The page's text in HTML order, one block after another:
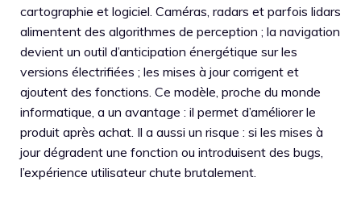
cartographie et logiciel. Caméras, radars et parfois lidars
alimentent des algorithmes de perception ; la navigation
devient un outil d’anticipation énergétique sur les
versions électrifiées ; les mises à jour corrigent et
ajoutent des fonctions. Ce modèle, proche du monde
informatique, a un avantage : il permet d’améliorer le
produit après achat. Il a aussi un risque : si les mises à
jour dégradent une fonction ou introduisent des bugs,
l’expérience utilisateur chute brutalement.